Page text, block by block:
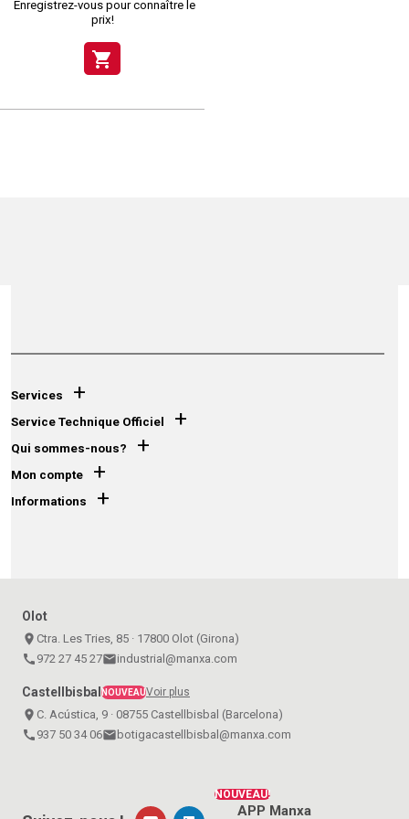
Enregistrez-vous pour connaître le
prix!
shopping_cart
Services +
Service Technique Officiel +
Qui sommes-nous? +
Mon compte +
Informations +
Olot
place Ctra. Les Tries, 85 · 17800 Olot (Girona)
call 972 27 45 27emailindustrial@manxa.com
CastellbisbalNOUVEAUVoir plus
place C. Acústica, 9 · 08755 Castellbisbal (Barcelona)
call 937 50 34 06emailbotigacastellbisbal@manxa.com
NOUVEAU!
APP Manxa